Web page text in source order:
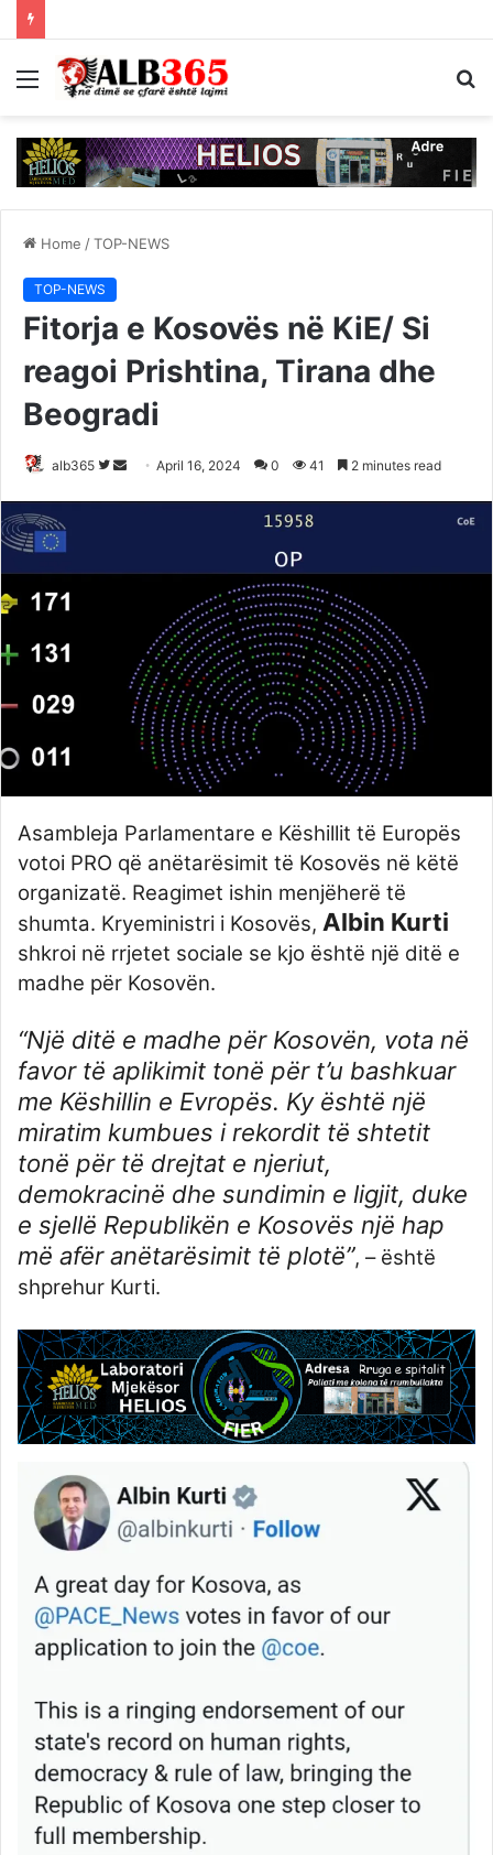
Menu
Home /TOP-NEWS
TOP-NEWS
Fitorja e Kosovës në KiE/ Si
reagoi Prishtina, Tirana dhe
Beogradi
alb365
Follow
Send April 16, 2024 0 41 2 minutes read
Asambleja Parlamentare e Këshillit të Europës
votoi PRO që anëtarësimit të Kosovës në këtë
organizatë. Reagimet ishin menjëherë të
shumta. Kryeministri i Kosovës, Albin Kurti
shkroi në rrjetet sociale se kjo është një ditë e
madhe për Kosovën.
“Një ditë e madhe për Kosovën, vota në
favor të aplikimit tonë për t’u bashkuar
me Këshillin e Evropës. Ky është një
miratim kumbues i rekordit të shtetit
tonë për të drejtat e njeriut,
demokracinë dhe sundimin e ligjit, duke
e sjellë Republikën e Kosovës një hap
më afër anëtarësimit të plotë”, – është
shprehur Kurti.